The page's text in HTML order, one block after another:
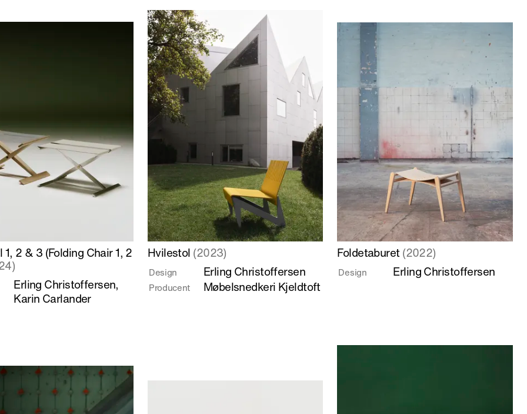
1, 2 & 3 (Folding Chair 1, 2
Erling Christoffersen,
Karin Carlander
Læs
om
Hvilestol
Hvilestol (2023)
Design Erling Christoffersen
Producent Møbelsnedkeri Kjeldtoft
Læs
om
Foldetaburet(2022)
Design Erling Christoffersen